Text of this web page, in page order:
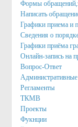
Формы
Написать
Графики приема и
Сведения о
Графики приёма
Онлайн-запись на
Вопрос-Ответ
Регламенты
ТКМВ
Проекты
Фукнции